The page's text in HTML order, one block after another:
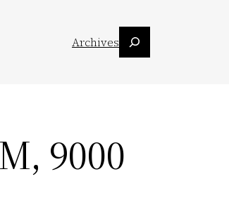
Archives Suchen
9000